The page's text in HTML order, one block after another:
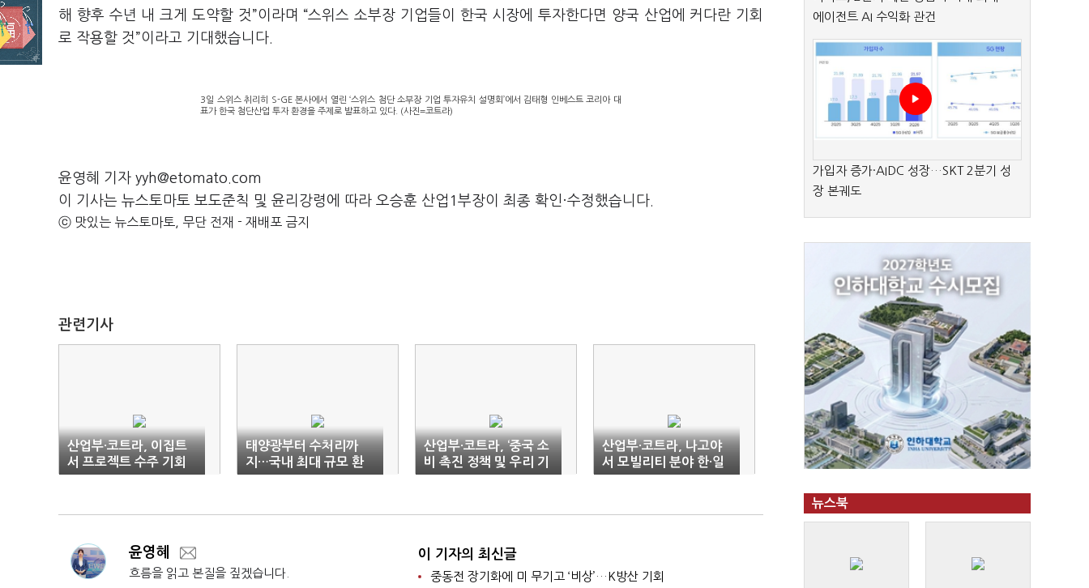
해 향후 수년 내 크게 도약할 것”이라며 “스위스 소부장 기업들이 한국 시장에 투자한다면 양국 산업에 커다란 기회
로 작용할 것”이라고 기대했습니다.
3일 스위스 취리히 S-GE 본사에서 열린 ‘스위스 첨단 소부장 기업 투자유치 설명회’에서 김태형 인베스트 코리아 대
표가 한국 첨단산업 투자 환경을 주제로 발표하고 있다. (사진=코트라)
윤영혜 기자 yyh@etomato.com
이 기사는 뉴스토마토 보도준칙 및 윤리강령에 따라 오승훈 산업1부장이 최종 확인·수정했습니다.
ⓒ 맛있는 뉴스토마토, 무단 전재 - 재배포 금지
관련기사
산업부·코트라, 이집트
서 프로젝트 수주 기회
찾는다
태양광부터 수처리까
지…국내 최대 규모 환
경·에너지 상담회 개최
산업부·코트라, ‘중국 소
비 촉진 정책 및 우리 기
업 영향 보고서’ 발간
산업부·코트라, 나고야
서 모빌리티 분야 한·일
협력 신호탄
윤영혜
흐름을 읽고 본질을 짚겠습니다.
이 기자의 최신글
중동전 장기화에 미 무기고 ‘비상’…K방산 기회
에이전트 AI 수익화 관건
가입자 증가·AIDC 성장…SKT 2분기 성
장 본궤도
뉴스북